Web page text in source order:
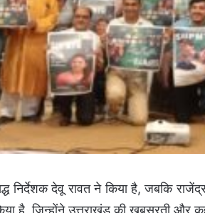
निर्देशक देवू रावत ने किया है, जबकि